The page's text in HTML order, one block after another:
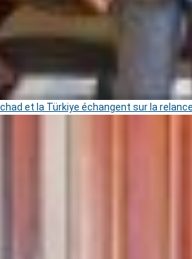
et la Türkiye échangent sur la